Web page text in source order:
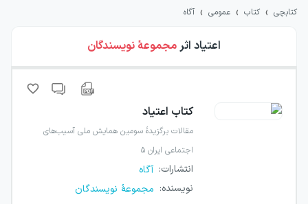
کتابچی › کتاب › عمومی › آگاه
اعتیاد اثرمجموعهٔ نویسندگان
کتاب اعتیاد
مقالات برگزیدهٔ سومین همایش ملی آسیب‌های
اجتماعی ایران ۵
انتشارات: آگاه
نویسنده: مجموعهٔ نویسندگان